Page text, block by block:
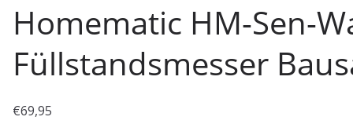
Homematic HM-Sen-
Füllstandsmesser
€69,95